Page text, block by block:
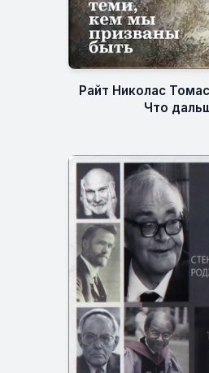
Райт Николас
Что